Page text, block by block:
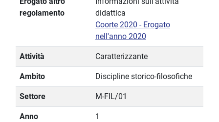
regolamento
didattica
Coorte 2020 - Erogato
nell'anno 2020
Attività Caratterizzante
Ambito Discipline storico-filosofiche
Settore M-FIL/01
Anno 1